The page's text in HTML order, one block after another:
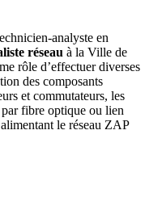
analyste en
réseau à la Ville de
rôle d’effectuer diverses
des composants
et commutateurs, les
fibre optique ou lien
le réseau ZAP